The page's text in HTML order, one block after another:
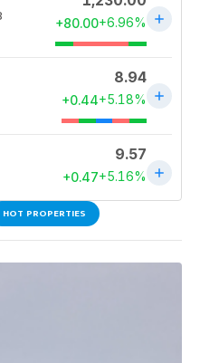
HOT PROPERTIES